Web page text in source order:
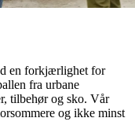
en forkjærlighet for
fra urbane
tilbehør og sko. Vår
og ikke minst